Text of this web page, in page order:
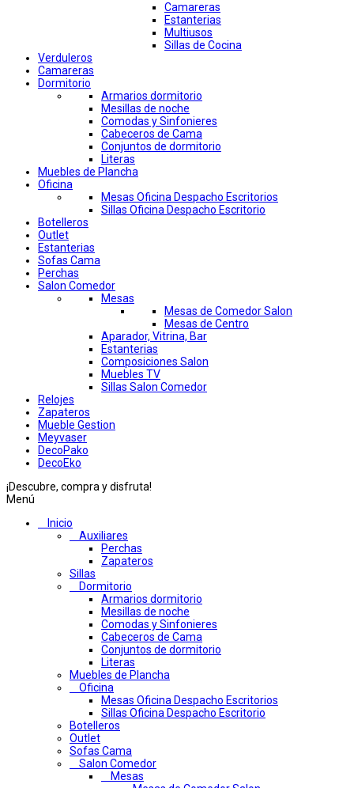
Camareras
Estanterias
Multiusos
Sillas de Cocina
Verduleros
Camareras
Dormitorio
Armarios dormitorio
Mesillas de noche
Comodas y Sinfonieres
Cabeceros de Cama
Conjuntos de dormitorio
Literas
Muebles de Plancha
Oficina
Mesas Oficina Despacho Escritorios
Sillas Oficina Despacho Escritorio
Botelleros
Outlet
Estanterias
Sofas Cama
Perchas
Salon Comedor
Mesas
Mesas de Comedor Salon
Mesas de Centro
Aparador, Vitrina, Bar
Estanterias
Composiciones Salon
Muebles TV
Sillas Salon Comedor
Relojes
Zapateros
Mueble Gestion
Meyvaser
DecoPako
DecoEko
¡Descubre, compra y disfruta!
Menú
Inicio
Auxiliares
Perchas
Zapateros
Sillas
Dormitorio
Armarios dormitorio
Mesillas de noche
Comodas y Sinfonieres
Cabeceros de Cama
Conjuntos de dormitorio
Literas
Muebles de Plancha
Oficina
Mesas Oficina Despacho Escritorios
Sillas Oficina Despacho Escritorio
Botelleros
Outlet
Sofas Cama
Salon Comedor
Mesas